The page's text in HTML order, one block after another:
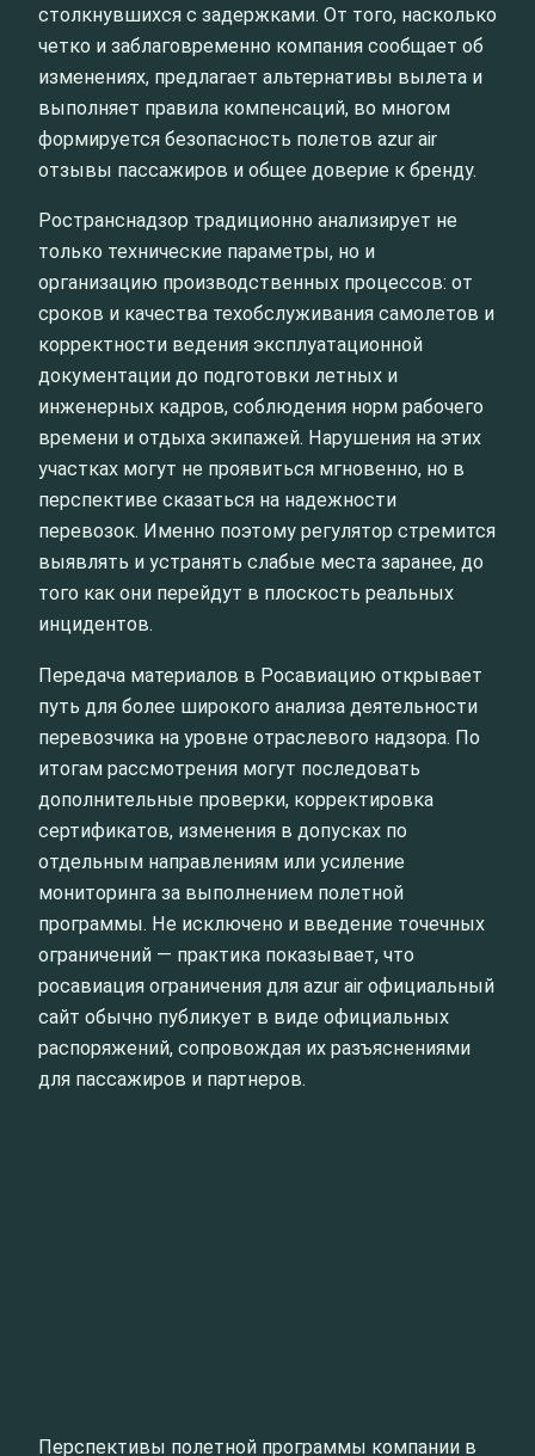
столкнувшихся с задержками. От того, насколько
четко и заблаговременно компания сообщает об
изменениях, предлагает альтернативы вылета и
выполняет правила компенсаций, во многом
формируется безопасность полетов azur air
отзывы пассажиров и общее доверие к бренду.
Ространснадзор традиционно анализирует не
только технические параметры, но и
организацию производственных процессов: от
сроков и качества техобслуживания самолетов и
корректности ведения эксплуатационной
документации до подготовки летных и
инженерных кадров, соблюдения норм рабочего
времени и отдыха экипажей. Нарушения на этих
участках могут не проявиться мгновенно, но в
перспективе сказаться на надежности
перевозок. Именно поэтому регулятор стремится
выявлять и устранять слабые места заранее, до
того как они перейдут в плоскость реальных
инцидентов.
Передача материалов в Росавиацию открывает
путь для более широкого анализа деятельности
перевозчика на уровне отраслевого надзора. По
итогам рассмотрения могут последовать
дополнительные проверки, корректировка
сертификатов, изменения в допусках по
отдельным направлениям или усиление
мониторинга за выполнением полетной
программы. Не исключено и введение точечных
ограничений — практика показывает, что
росавиация ограничения для azur air официальный
сайт обычно публикует в виде официальных
распоряжений, сопровождая их разъяснениями
для пассажиров и партнеров.
Перспективы полетной программы компании в